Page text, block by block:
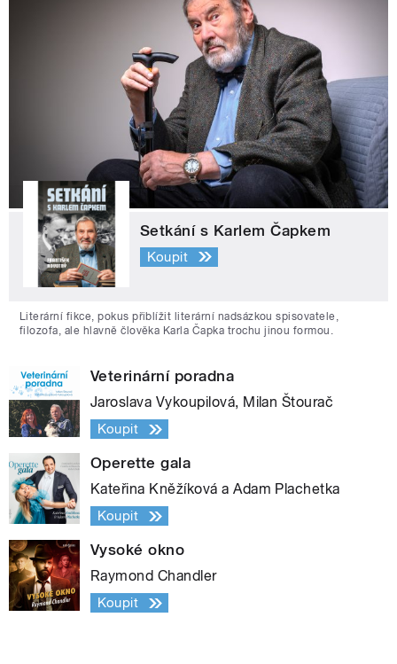
Setkání s Karlem Čapkem
Koupit
Literární fikce, pokus přiblížit literární nadsázkou spisovatele,
filozofa, ale hlavně člověka Karla Čapka trochu jinou formou.
Veterinární poradna
Jaroslava Vykoupilová, Milan Štourač
Koupit
Operette gala
Kateřina Kněžíková a Adam Plachetka
Koupit
Vysoké okno
Raymond Chandler
Koupit